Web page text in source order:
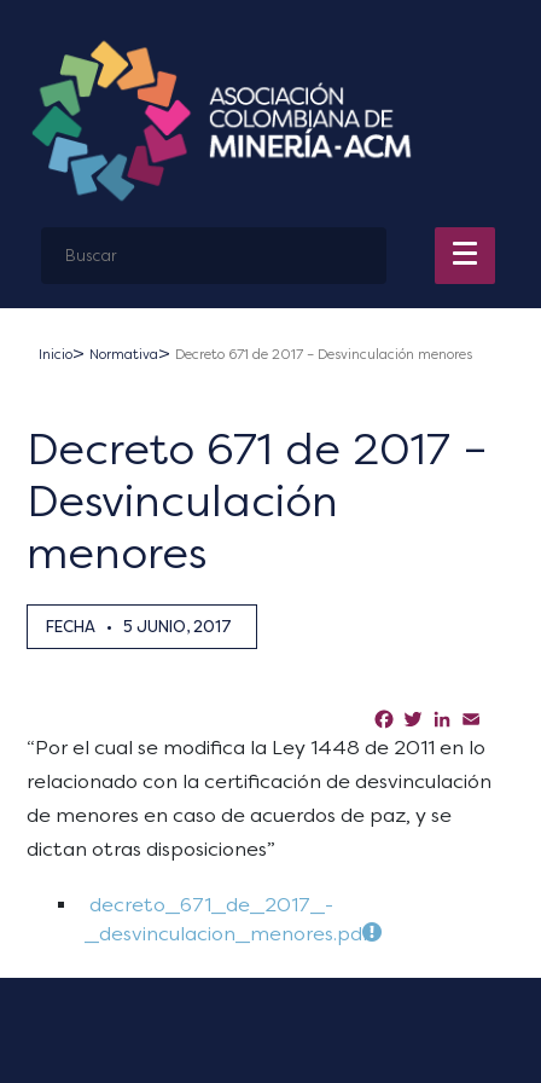
Inicio Normativa Decreto 671 de 2017 – Desvinculación menores
Decreto 671 de 2017 –
Desvinculación
menores
FECHA • 5 JUNIO, 2017
Facebook
TwitterLinkedIn
“Por el cual se modifica la Ley 1448 de 2011 en lo
relacionado con la certificación de desvinculación
de menores en caso de acuerdos de paz, y se
dictan otras disposiciones”
decreto_671_de_2017_-
_desvinculacion_menores.pdf